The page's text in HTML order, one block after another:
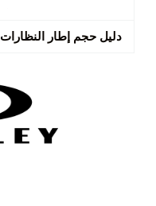
دليل حجم إطار النظارات